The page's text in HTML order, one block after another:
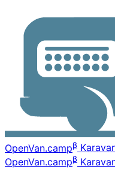
OpenVan.campβ
OpenVan.campβ